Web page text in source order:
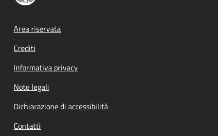
Footer menu
Area riservata
Crediti
Informativa privacy
Note legali
Dichiarazione di accessibilità
Contatti